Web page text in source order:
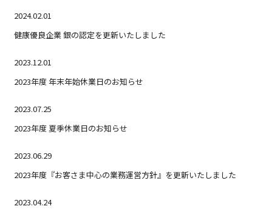
2024.02.01
健康優良企業 銀の認定を更新いたしました
2023.12.01
2023年度 年末年始休業日のお知らせ
2023.07.25
2023年度 夏季休業日のお知らせ
2023.06.29
2023年度『お客さま中心の業務運営方針』を更新いたしました
2023.04.24